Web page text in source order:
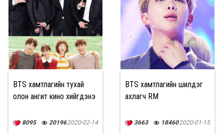
BTS хамтлагийн тухай
олон ангит кино хийгдэнэ
8095 201962020-02-14
BTS хамтлагийн шилдэг
ахлагч RM
3663 184602020-01-15